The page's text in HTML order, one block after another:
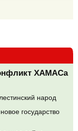
ХАМАСа
народ
государство